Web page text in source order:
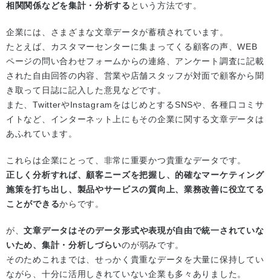
相関関係などを集計・分析する という方法です。
企業には、さまざまな文章データが蓄積されています。
たとえば、カスタマーセンターに集まってくる顧客の声、WEB
ページの問い合わせフォームからの連絡、アンケート調査に記載
された自由回答の内容、営業や店舗スタッフが対面で顧客から聞
き取って日誌に記入した意見などです。
また、TwitterやInstagramをはじめとするSNSや、各種口コミサ
イトなど、インターネット上にもその企業に関する文章データは
あふれています。
これらは企業にとって、非常に重要かつ貴重なデータです。
正しく分析すれば、顧客ニーズを把握し、的確なマーケティング
施策を打ち出し、製品やサービスの質向上、業務改善に役立てる
ことができるからです。
が、文章データはそのデータ形式や表現が自由で統一されていな
いため、集計・分析しづらいのが弱みです。
そのためこれまでは、せっかく貴重なデータを大量に保持してい
ながら、十分に活用しきれていない企業も多々ありました。